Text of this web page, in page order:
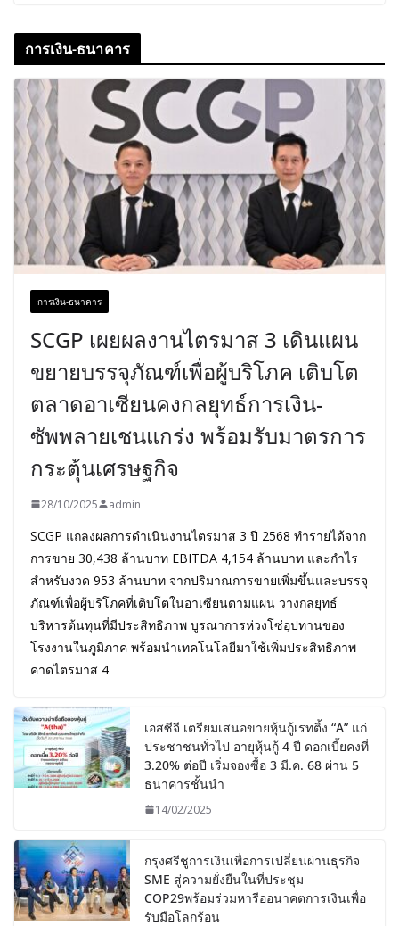
การเงิน-ธนาคาร
การเงิน-ธนาคาร
SCGP เผยผลงานไตรมาส 3 เดินแผน
ขยายบรรจุภัณฑ์เพื่อผู้บริโภค เติบโต
ตลาดอาเซียนคงกลยุทธ์การเงิน-
ซัพพลายเชนแกร่ง พร้อมรับมาตรการ
กระตุ้นเศรษฐกิจ
28/10/2025 admin
SCGP แถลงผลการดำเนินงานไตรมาส 3 ปี 2568 ทำรายได้จาก
การขาย 30,438 ล้านบาท EBITDA 4,154 ล้านบาท และกำไร
สำหรับงวด 953 ล้านบาท จากปริมาณการขายเพิ่มขึ้นและบรรจุ
ภัณฑ์เพื่อผู้บริโภคที่เติบโตในอาเซียนตามแผน วางกลยุทธ์
บริหารต้นทุนที่มีประสิทธิภาพ บูรณาการห่วงโซ่อุปทานของ
โรงงานในภูมิภาค พร้อมนำเทคโนโลยีมาใช้เพิ่มประสิทธิภาพ
คาดไตรมาส 4
เอสซีจี เตรียมเสนอขายหุ้นกู้เรทติ้ง “A” แก่
ประชาชนทั่วไป อายุหุ้นกู้ 4 ปี ดอกเบี้ยคงที่
3.20% ต่อปี เริ่มจองซื้อ 3 มี.ค. 68 ผ่าน 5
ธนาคารชั้นนำ
14/02/2025
กรุงศรีชูการเงินเพื่อการเปลี่ยนผ่านธุรกิจ
SME สู่ความยั่งยืนในที่ประชุม
COP29พร้อมร่วมหารืออนาคตการเงินเพื่อ
รับมือโลกร้อน